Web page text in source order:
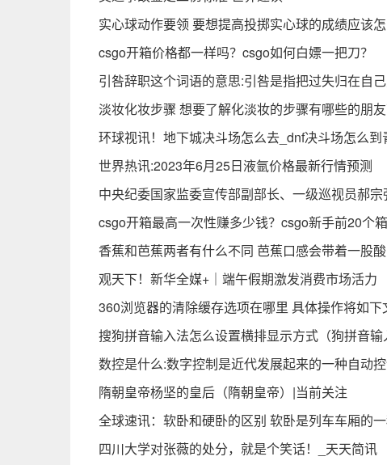
实心球动作要领 要想提高投掷实心球的成绩应该
csgo开箱价格都一样吗？csgo如何白嫖一把刀？
引咎辞职这个词语的意思:引咎是指把过失归在自
淡妆化妆步骤 想要了解化淡妆的步骤有哪些的朋
环球视讯！地下城决斗场怎么去_dnf决斗场怎么到
世界热讯:2023年6月25日液氩价格最新行情预测
中央纪委国家监委宣传部副部长、一级巡视员郝
csgo开箱最高一次性赚多少钱？csgo新手前20个
香蕉和芭蕉两者有什么不同 芭蕉口感会带着一股
观天下！新华全媒+｜端午假期激发消费市场活力
360浏览器的清除缓存选项在哪里 具体操作将如下
搜狗拼音输入法怎么设置横排显示方式（狗拼音输
数控是什么:数字控制是近代发展起来的一种自动
隋朝皇帝杨坚的皇后（隋朝皇帝）|当前关注
全球速讯：软卧和硬卧的区别 软卧是列车车厢的
四川大学对张薇的处分，就是个笑话！_天天简讯